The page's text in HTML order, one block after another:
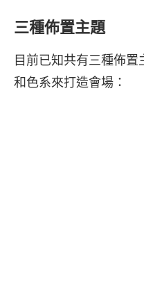
三種佈置主題
目前已知共有三種佈
和色系來打造會場：